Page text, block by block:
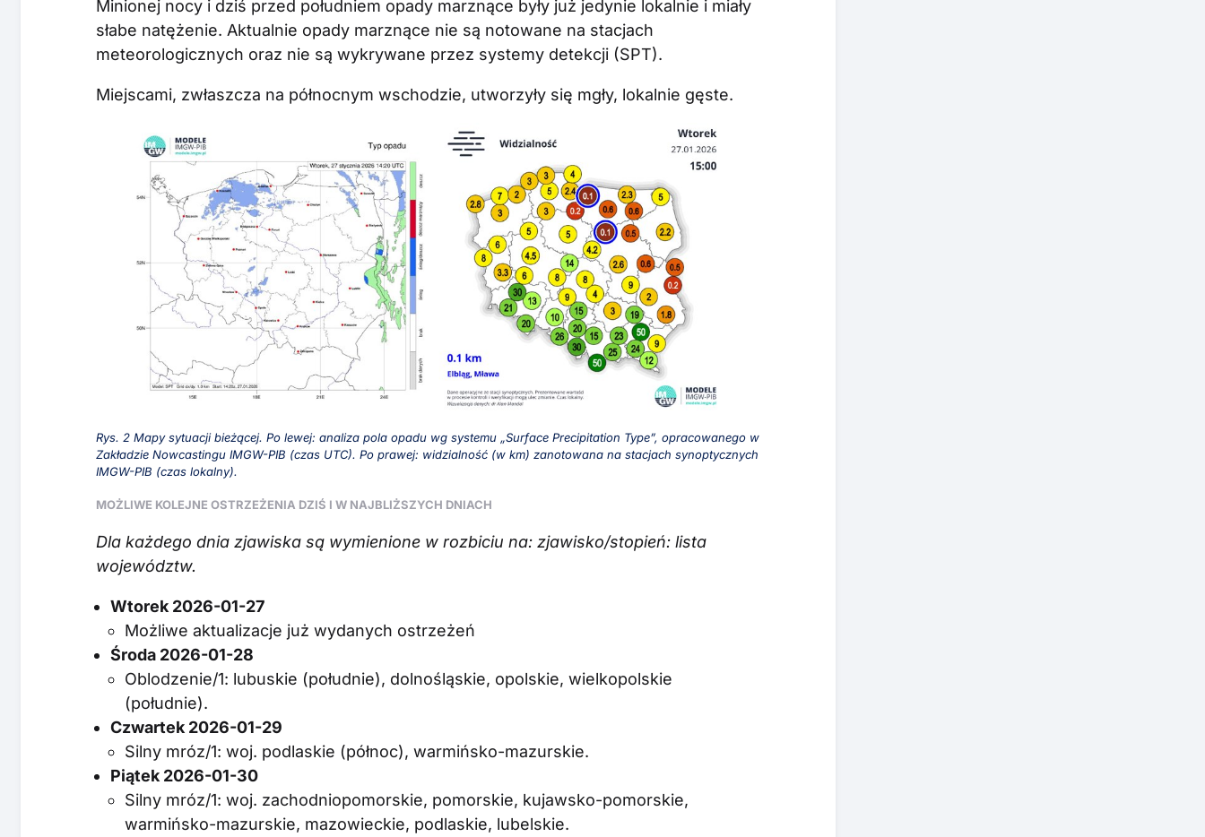
Minionej nocy i dziś przed południem opady marznące były już jedynie lokalnie i miały
słabe natężenie. Aktualnie opady marznące nie są notowane na stacjach
meteorologicznych oraz nie są wykrywane przez systemy detekcji (SPT).
Miejscami, zwłaszcza na północnym wschodzie, utworzyły się mgły, lokalnie gęste.
Rys. 2 Mapy sytuacji bieżącej. Po lewej: analiza pola opadu wg systemu „Surface Precipitation Type”, opracowanego w
Zakładzie Nowcastingu IMGW-PIB (czas UTC). Po prawej: widzialność (w km) zanotowana na stacjach synoptycznych
IMGW-PIB (czas lokalny).
MOŻLIWE KOLEJNE OSTRZEŻENIA DZIŚ I W NAJBLIŻSZYCH DNIACH
Dla każdego dnia zjawiska są wymienione w rozbiciu na: zjawisko/stopień: lista
województw.
Wtorek 2026-01-27
Możliwe aktualizacje już wydanych ostrzeżeń
Środa 2026-01-28
Oblodzenie/1: lubuskie (południe), dolnośląskie, opolskie, wielkopolskie
(południe).
Czwartek 2026-01-29
Silny mróz/1: woj. podlaskie (północ), warmińsko-mazurskie.
Piątek 2026-01-30
Silny mróz/1: woj. zachodniopomorskie, pomorskie, kujawsko-pomorskie,
warmińsko-mazurskie, mazowieckie, podlaskie, lubelskie.